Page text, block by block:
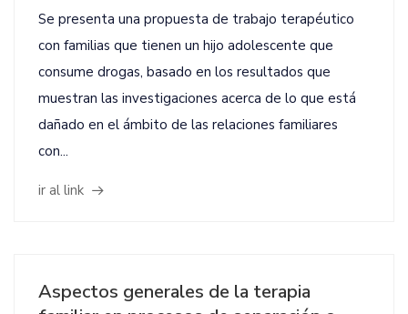
Se presenta una propuesta de trabajo terapéutico
con familias que tienen un hijo adolescente que
consume drogas, basado en los resultados que
muestran las investigaciones acerca de lo que está
dañado en el ámbito de las relaciones familiares
con...
ir al link
Aspectos generales de la terapia